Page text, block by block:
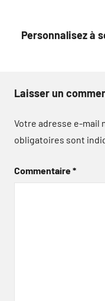
Personnalisez à
Laisser un
Votre adresse e-mail
obligatoires sont
Commentaire*